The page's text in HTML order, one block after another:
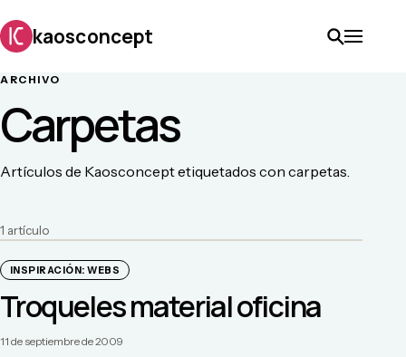
kaosconcept
ARCHIVO
Carpetas
Artículos de Kaosconcept etiquetados con carpetas.
1 artículo
INSPIRACIÓN: WEBS
Troqueles material oficina
11 de septiembre de 2009